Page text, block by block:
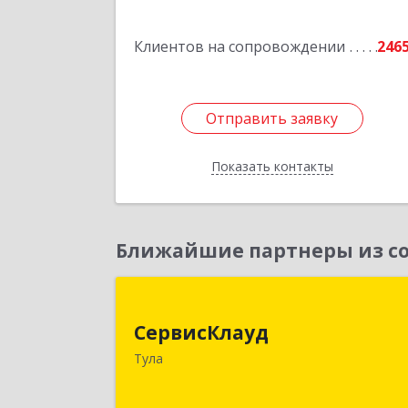
Клиентов на сопровождении
Отправить заявку
Показать контакты
Отправить заявку
Назад
Ближайшие партнеры из
СервисКлауд
Тула
300028, Тульская обл, Тула г, Болдина